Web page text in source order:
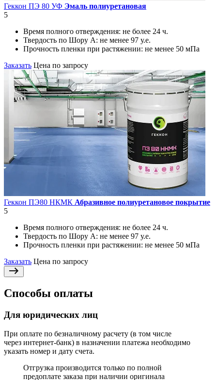
Геккон ПЭ 80 УФ Эмаль полиуретановая
5
Время полного отверждения: не более 24 ч.
Твердость по Шору А: не менее 97 у.е.
Прочность пленки при растяжении: не менее 50 мПа
Заказать Цена по запросу
Геккон ПЭ80 НКМК Абразивное полиуретановое покрытие
5
Время полного отверждения: не более 24 ч.
Твердость по Шору А: не менее 97 у.е.
Прочность пленки при растяжении: не менее 50 мПа
Заказать Цена по запросу
Способы оплаты
Для юридических лиц
При оплате по безналичному расчету (в том числе
через интернет-банк) в назначении платежа необходимо
указать номер и дату счета.
Отгрузка производится только по полной
предоплате заказа при наличии оригинала